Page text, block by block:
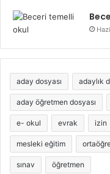
aday dosyası adaylık
aday öğretmen dosyası
e- okul evrak izin
mesleki eğitim
sınav öğretmen